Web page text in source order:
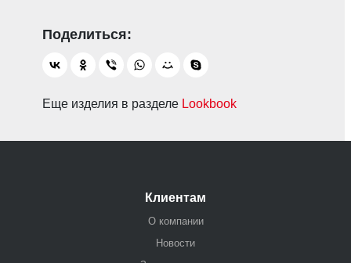
Еще изделия в разделе Lookbook
Клиентам
О компании
Новости